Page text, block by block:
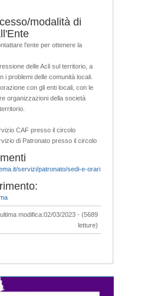
modalità di
l'ente per ottenere la
delle Acli sul territorio, a
i problemi delle comunità locali.
con gli enti locali, con le
organizzazioni della società
CAF presso il circolo
di Patronato presso il circolo
servizi/patronato/sedi-e-orari
modifica:02/03/2023 - (5689
letture)